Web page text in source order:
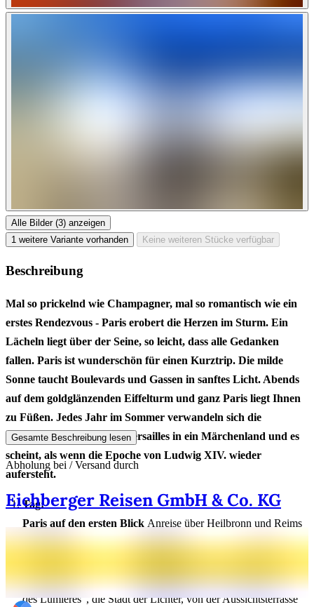
Alle Bilder (3) anzeigen
1 weitere Variante vorhanden
Keine weiteren Stücke verfügbar
Beschreibung
Mal so prickelnd wie Champagner, mal so romantisch wie ein
erstes Rendezvous - Paris erobert die Herzen im Sturm. Ein
Lächeln liegt über der Seine, so leicht, dass alle Gedanken
fallen. Paris ist wunderschön für einen Kurztrip. Die milde
Sonne taucht Boulevards und Gassen in sanftes Licht. Abends
auf dem goldglänzenden Eiffelturm und ganz Paris liegt Ihnen
zu Füßen. Jedes Jahr im Sommer verwandeln sich die
prachtvollen Gärten von Versailles in ein Märchenland und es
scheint, als wenn die Epoche von Ludwig XIV. wieder
aufersteht.
Tag:
Paris auf den ersten Blick Anreise über Heilbronn und Reims
nach Paris. Für einen Bummel im Viertel Montparnasse mit
Genießen Sie den ersten, atemberaubenden Blick auf die „Ville
des Lumières“, die Stadt der Lichter, von der Aussichtsterrasse
Gesamte Beschreibung lesen
Abholung bei / Versand durch
Eichberger Reisen GmbH & Co. KG